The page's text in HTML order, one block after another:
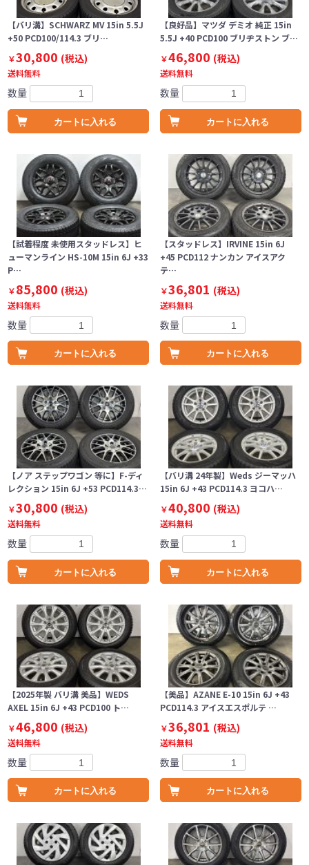
【バリ溝】SCHWARZ MV 15in 5.5J
+50 PCD100/114.3 ブリ…
￥30,800 (税込)
送料無料
数量
カートに入れる
【良好品】マツダ デミオ 純正 15in
5.5J +40 PCD100 ブリヂストン ブ…
￥46,800 (税込)
送料無料
数量
カートに入れる
【試着程度 未使用スタッドレス】ヒ
ューマンライン HS-10M 15in 6J +33
P…
￥85,800 (税込)
送料無料
数量
カートに入れる
【スタッドレス】IRVINE 15in 6J
+45 PCD112 ナンカン アイスアク
テ…
￥36,801 (税込)
送料無料
数量
カートに入れる
【ノア ステップワゴン 等に】F-ディ
レクション 15in 6J +53 PCD114.3…
￥30,800 (税込)
送料無料
数量
カートに入れる
【バリ溝 24年製】Weds ジーマッハ
15in 6J +43 PCD114.3 ヨコハ…
￥40,800 (税込)
送料無料
数量
カートに入れる
【2025年製 バリ溝 美品】WEDS
AXEL 15in 6J +43 PCD100 ト…
￥46,800 (税込)
送料無料
数量
カートに入れる
【美品】AZANE E-10 15in 6J +43
PCD114.3 アイスエスポルテ …
￥36,801 (税込)
送料無料
数量
カートに入れる